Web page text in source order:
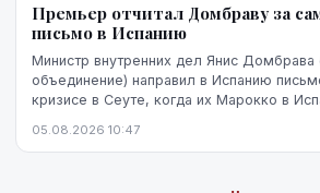
Премьер отчитал Домбраву за
письмо в Испанию
Министр внутренних дел Янис Домбрава
объединение) направил в Испанию
кризисе в Сеуте, когда их Марокко в
чувствительно.
05.08.2026 10:47